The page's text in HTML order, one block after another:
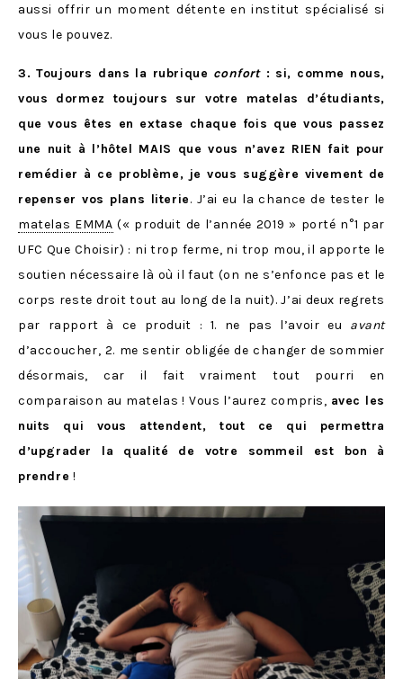
aussi offrir un moment détente en institut spécialisé si
vous le pouvez.
3. Toujours dans la rubrique confort: si, comme nous,
vous dormez toujours sur votre matelas d’étudiants,
que vous êtes en extase chaque fois que vous passez
une nuit à l’hôtel MAIS que vous n’avez RIEN fait pour
remédier à ce problème, je vous suggère vivement de
repenser vos plans literie. J’ai eu la chance de tester le
matelas EMMA (« produit de l’année 2019 » porté n°1 par
UFC Que Choisir) : ni trop ferme, ni trop mou, il apporte le
soutien nécessaire là où il faut (on ne s’enfonce pas et le
corps reste droit tout au long de la nuit). J’ai deux regrets
par rapport à ce produit : 1. ne pas l’avoir eu avant
d’accoucher, 2. me sentir obligée de changer de sommier
désormais, car il fait vraiment tout pourri en
comparaison au matelas ! Vous l’aurez compris, avec les
nuits qui vous attendent, tout ce qui permettra
d’upgrader la qualité de votre sommeil est bon à
prendre !